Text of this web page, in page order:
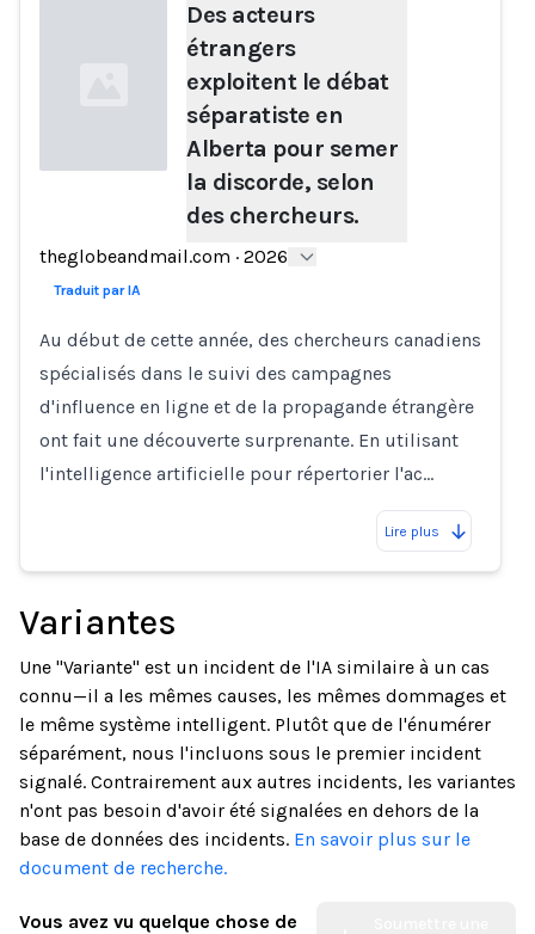
Des acteurs
étrangers
exploitent le débat
séparatiste en
Alberta pour semer
la discorde, selon
des chercheurs.
theglobeandmail.com · 2026
Traduit par IA
Au début de cette année, des chercheurs canadiens
spécialisés dans le suivi des campagnes
d'influence en ligne et de la propagande étrangère
ont fait une découverte surprenante. En utilisant
l'intelligence artificielle pour répertorier l'ac…
Lire plus
Variantes
Une "Variante" est un incident de l'IA similaire à un cas
connu—il a les mêmes causes, les mêmes dommages et
le même système intelligent. Plutôt que de l'énumérer
séparément, nous l'incluons sous le premier incident
signalé. Contrairement aux autres incidents, les variantes
n'ont pas besoin d'avoir été signalées en dehors de la
base de données des incidents. En savoir plus sur le
document de recherche.
Vous avez vu quelque chose de